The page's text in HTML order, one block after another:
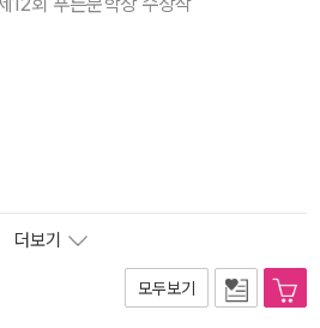
더보기
모두보기